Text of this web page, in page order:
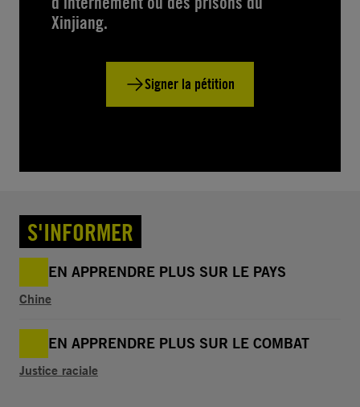
Xinjiang.
Signer la pétition
S'INFORMER
EN APPRENDRE PLUS SUR LE PAYS
Chine
EN APPRENDRE PLUS SUR LE COMBAT
Justice raciale